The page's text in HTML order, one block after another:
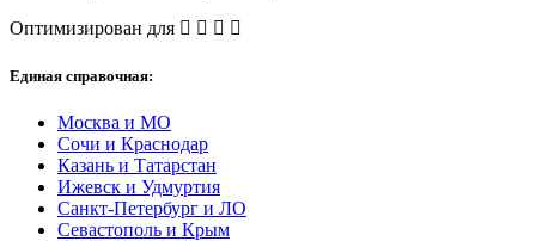
Оптимизирован для
Единая справочная:
Москва и МО
Сочи и Краснодар
Казань и Татарстан
Ижевск и Удмуртия
Санкт-Петербург и ЛО
Севастополь и Крым